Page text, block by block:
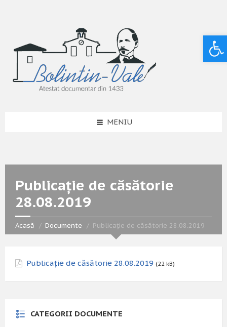
MENIU
Publicație de căsătorie
28.08.2019
Acasă Documente Publicație de căsătorie 28.08.2019
Publicație de căsătorie 28.08.2019 (22 kB)
CATEGORII DOCUMENTE
Deschide bara de unelte